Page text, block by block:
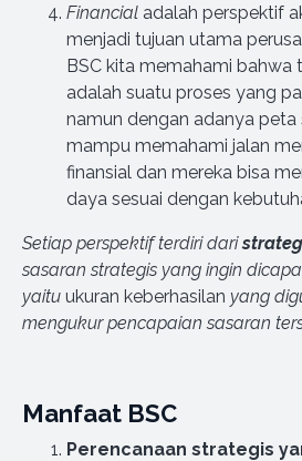
Financial adalah perspektif
menjadi tujuan utama
BSC kita memahami bahwa
adalah suatu proses yang
namun dengan adanya peta
mampu memahami jalan
finansial dan mereka bisa
daya sesuai dengan
Setiap perspektif terdiri dari
sasaran strategis yang ingin
yaitu ukuran keberhasilan yang
mengukur pencapaian sasaran
Manfaat BSC
Perencanaan strategis